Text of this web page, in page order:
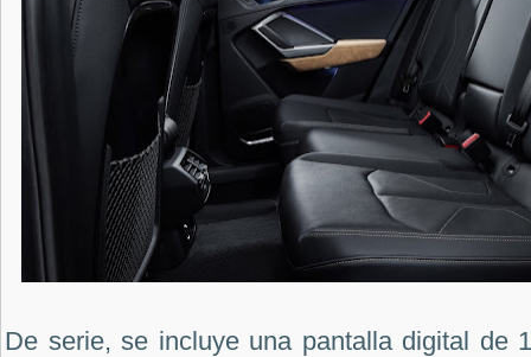
De serie, se incluye una pantalla digital de